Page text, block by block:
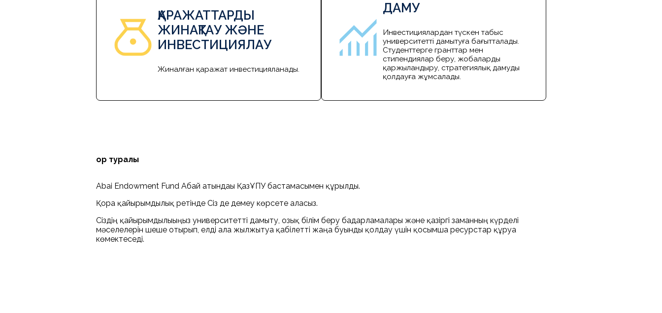
ҚАРАЖАТТАРДЫ
ЖИНАҚТАУ ЖӘНЕ
ИНВЕСТИЦИЯЛАУ
Жиналған қаражат инвестицияланады.
ДАМУ
Инвестициялардан түскен табыс
университетті дамытуға бағытталады.
Студенттерге гранттар мен
стипендиялар беру, жобаларды
қаржыландыру, стратегиялық дамуды
қолдауға жұмсалады.
Қор туралы
Abai Endowment Fund Абай атындағы ҚазҰПУ бастамасымен құрылды.
Қорға қайырымдылық ретінде Сіз де демеу көрсете аласыз.
Сіздің қайырымдылығыңыз университетті дамыту, озық білім беру бағдарламалары және қазіргі заманның күрделі
мәселелерін шеше отырып, елді алға жылжытуға қабілетті жаңа буынды қолдау үшін қосымша ресурстар құруға
көмектеседі.